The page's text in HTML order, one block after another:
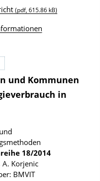
(pdf, 615.86 kB)
und Kommunen
in
18/2014
A. Korjenic
BMVIT